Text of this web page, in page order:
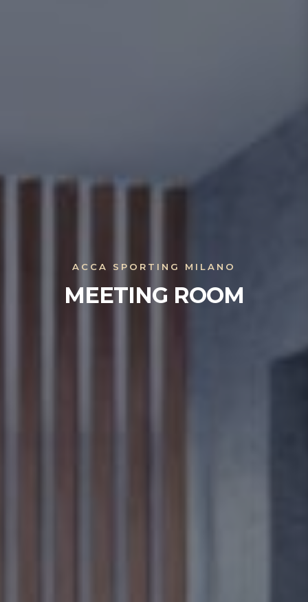
ACCA SPORTING MILANO
MEETING ROOM